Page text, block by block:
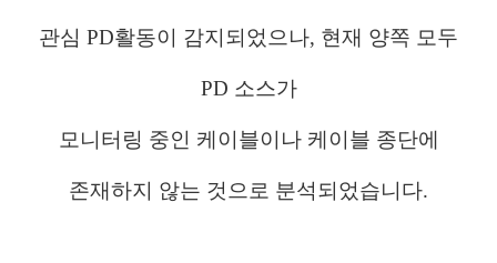
관심 PD활동이 감지되었으나, 현재 양쪽 모두
PD 소스가
모니터링 중인 케이블이나 케이블 종단에
존재하지 않는 것으로 분석되었습니다.